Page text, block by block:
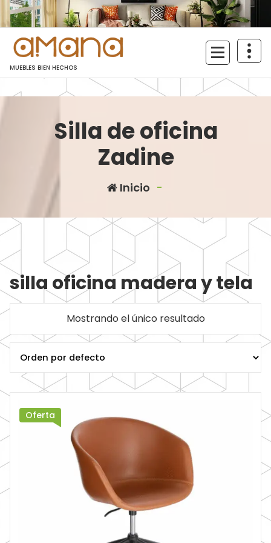
Saltar
al
contenido
MUEBLES BIEN HECHOS
Silla de oficina
Zadine
Inicio -
silla oficina madera y tela
Mostrando el único resultado
Oferta